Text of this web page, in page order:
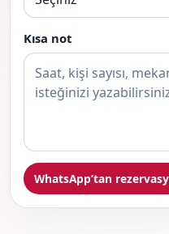
Kısa not
WhatsApp’tan